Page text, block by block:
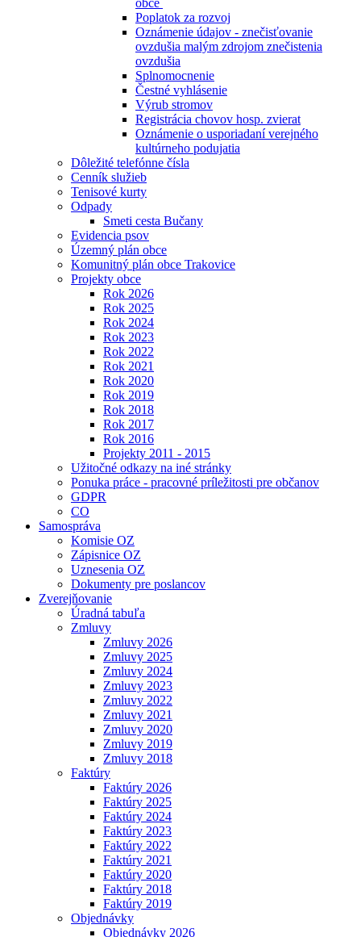
obce
Poplatok za rozvoj
Oznámenie údajov - znečisťovanie
ovzdušia malým zdrojom znečistenia
ovzdušia
Splnomocnenie
Čestné vyhlásenie
Výrub stromov
Registrácia chovov hosp. zvierat
Oznámenie o usporiadaní verejného
kultúrneho podujatia
Dôležité telefónne čísla
Cenník služieb
Tenisové kurty
Odpady
Smeti cesta Bučany
Evidencia psov
Územný plán obce
Komunitný plán obce Trakovice
Projekty obce
Rok 2026
Rok 2025
Rok 2024
Rok 2023
Rok 2022
Rok 2021
Rok 2020
Rok 2019
Rok 2018
Rok 2017
Rok 2016
Projekty 2011 - 2015
Užitočné odkazy na iné stránky
Ponuka práce - pracovné príležitosti pre občanov
GDPR
CO
Samospráva
Komisie OZ
Zápisnice OZ
Uznesenia OZ
Dokumenty pre poslancov
Zverejňovanie
Úradná tabuľa
Zmluvy
Zmluvy 2026
Zmluvy 2025
Zmluvy 2024
Zmluvy 2023
Zmluvy 2022
Zmluvy 2021
Zmluvy 2020
Zmluvy 2019
Zmluvy 2018
Faktúry
Faktúry 2026
Faktúry 2025
Faktúry 2024
Faktúry 2023
Faktúry 2022
Faktúry 2021
Faktúry 2020
Faktúry 2018
Faktúry 2019
Objednávky
Objednávky 2026